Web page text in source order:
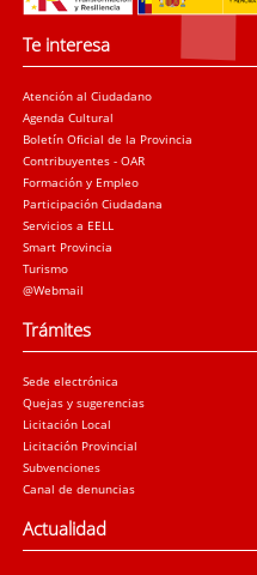
Te interesa
Atención al Ciudadano
Agenda Cultural
Boletín Oficial de la Provincia
Contribuyentes - OAR
Formación y Empleo
Participación Ciudadana
Servicios a EELL
Smart Provincia
Turismo
@Webmail
Trámites
Sede electrónica
Quejas y sugerencias
Licitación Local
Licitación Provincial
Subvenciones
Canal de denuncias
Actualidad